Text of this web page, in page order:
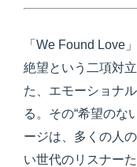
「We Found Love
絶望という二項対
た、エモーショナ
る。その“希望のな
ージは、多くの人
い世代のリスナー